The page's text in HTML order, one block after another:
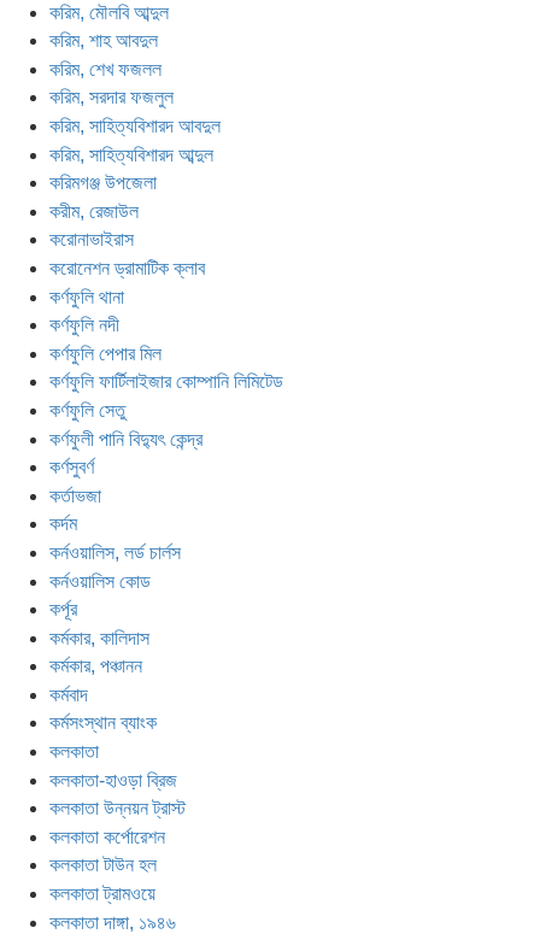
করিম, মৌলবি আব্দুল
করিম, শাহ আবদুল
করিম, শেখ ফজলল
করিম, সরদার ফজলুল
করিম, সাহিত্যবিশারদ আবদুল
করিম, সাহিত্যবিশারদ আব্দুল
করিমগঞ্জ উপজেলা
করীম, রেজাউল
করোনাভাইরাস
করোনেশন ড্রামাটিক ক্লাব
কর্ণফুলি থানা
কর্ণফুলি নদী
কর্ণফুলি পেপার মিল
কর্ণফুলি ফার্টিলাইজার কোম্পানি লিমিটেড
কর্ণফুলি সেতু
কর্ণফুলী পানি বিদ্যুৎ কেন্দ্র
কর্ণসুবর্ণ
কর্তাভজা
কর্দম
কর্নওয়ালিস, লর্ড চার্লস
কর্নওয়ালিস কোড
কর্পূর
কর্মকার, কালিদাস
কর্মকার, পঞ্চানন
কর্মবাদ
কর্মসংস্থান ব্যাংক
কলকাতা
কলকাতা-হাওড়া ব্রিজ
কলকাতা উন্নয়ন ট্রাস্ট
কলকাতা কর্পোরেশন
কলকাতা টাউন হল
কলকাতা ট্রামওয়ে
কলকাতা দাঙ্গা, ১৯৪৬